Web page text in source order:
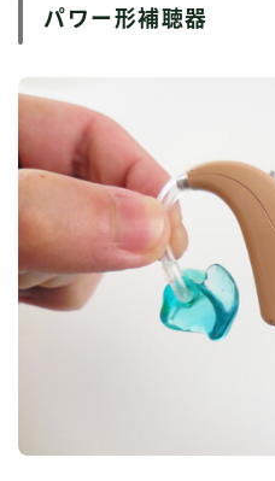
パワー形補聴器